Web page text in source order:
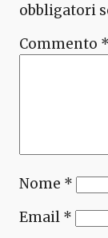
obbligatori
Commento *
Nome *
Email *